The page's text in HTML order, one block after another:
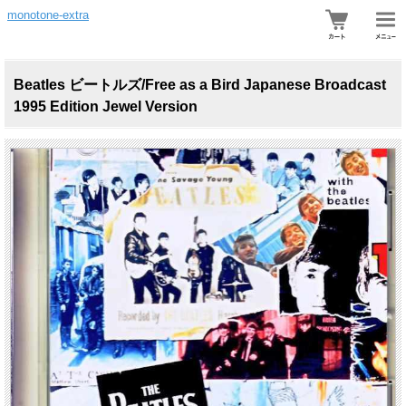
monotone-extra
Beatles ビートルズ/Free as a Bird Japanese Broadcast
1995 Edition Jewel Version